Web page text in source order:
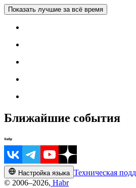
Показать лучшие за всё время
Ближайшие события
Настройка языка Техническая
© 2006–2026, Habr